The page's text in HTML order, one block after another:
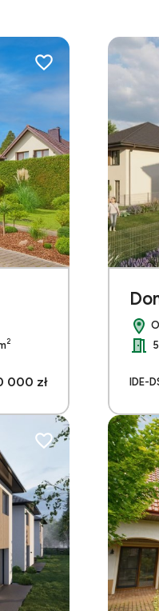
Dodaj do ulubionych
2
000 zł IDE-
Dodaj do ulubionych